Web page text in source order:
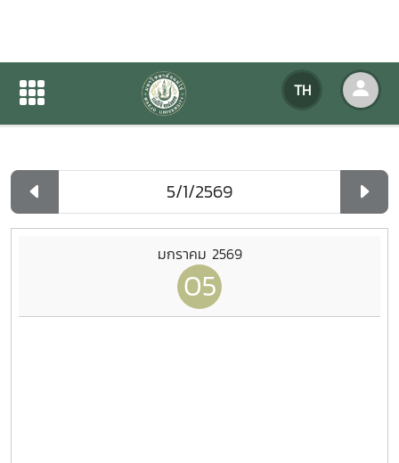
TH
ปฏิทินกิจกรรมของหน่วยงาน
ปฏิทินกิจกรรมของหน่วยงาน
มกราคม 2569
05